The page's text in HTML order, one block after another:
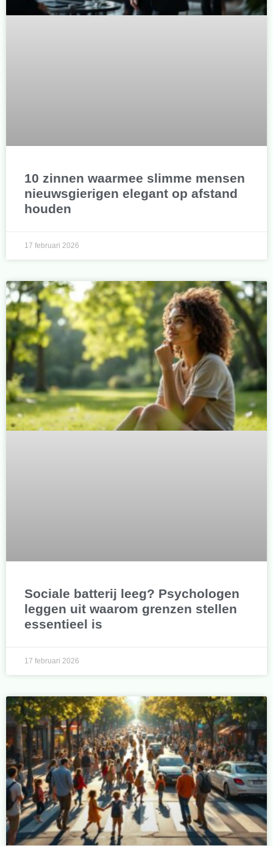
10 zinnen waarmee slimme mensen
nieuwsgierigen elegant op afstand
houden
17 februari 2026
Sociale batterij leeg? Psychologen
leggen uit waarom grenzen stellen
essentieel is
17 februari 2026